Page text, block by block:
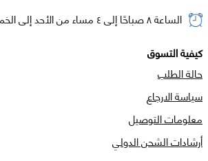
الساعة ٨ صباحًا إلى ٤ مساء من الأحد إلى الخميس
كيفية التسوق
حالة الطلب
سياسة الارجاع
معلومات التوصيل
أرشادات الشحن الدولي